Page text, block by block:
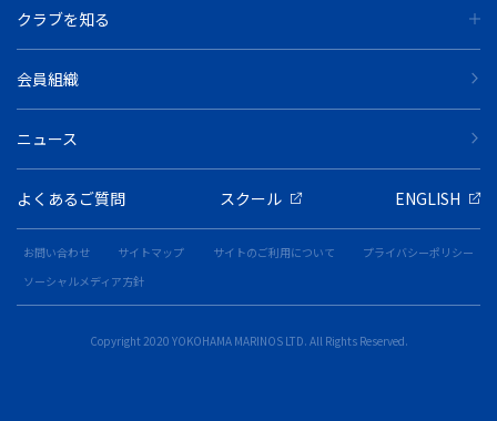
クラブを知る
会員組織
ニュース
よくあるご質問 スクール ENGLISH
お問い合わせ サイトマップ サイトのご利用について
プライバシーポリシー
ソーシャルメディア方針
Copyright 2020 YOKOHAMA MARINOS LTD. All Rights Reserved.